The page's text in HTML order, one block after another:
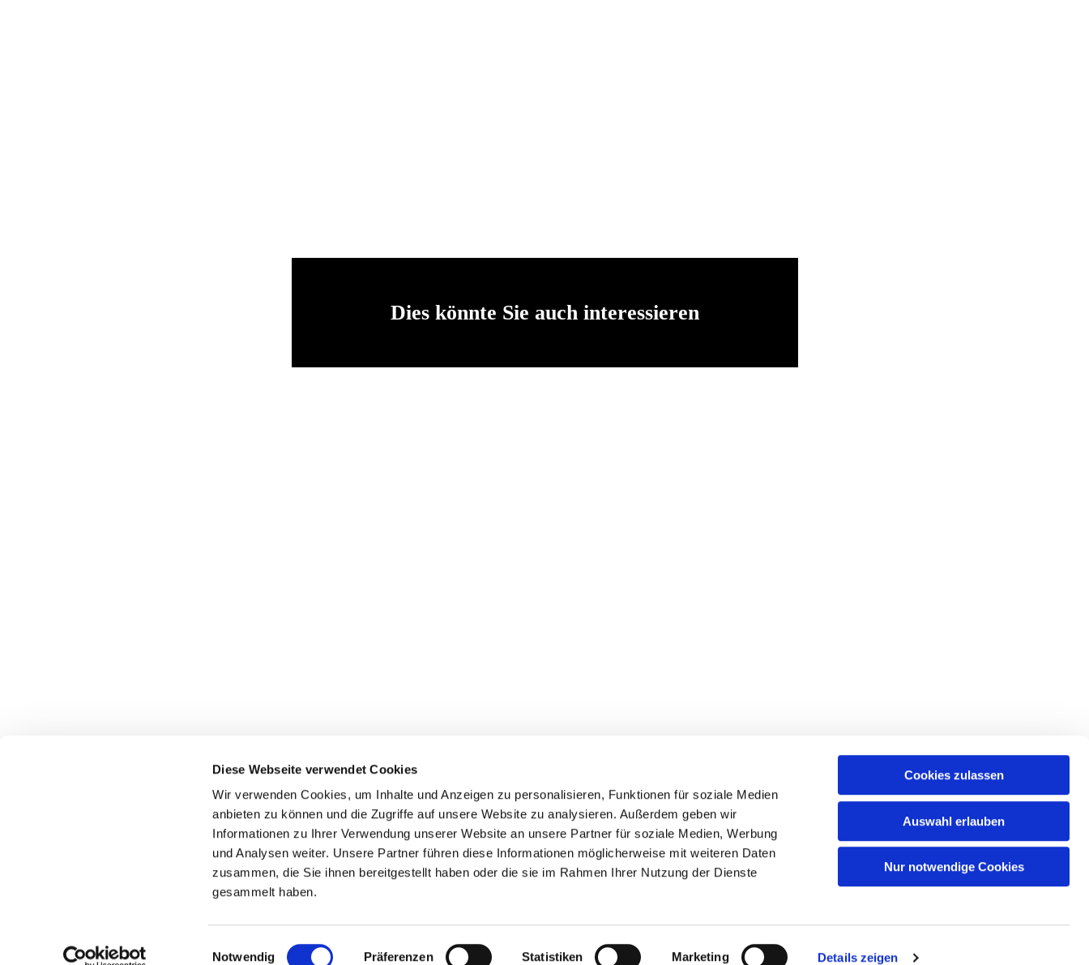
Diese Webseite verwendet Cookies
Wir verwenden Cookies, um Inhalte und Anzeigen zu personalisieren, Funktionen für soziale Medien
anbieten zu können und die Zugriffe auf unsere Website zu analysieren. Außerdem geben wir
Informationen zu Ihrer Verwendung unserer Website an unsere Partner für soziale Medien, Werbung
und Analysen weiter. Unsere Partner führen diese Informationen möglicherweise mit weiteren Daten
zusammen, die Sie ihnen bereitgestellt haben oder die sie im Rahmen Ihrer Nutzung der Dienste
gesammelt haben.
Notwendig Präferenzen Statistiken Marketing Details zeigen
Cookies zulassen
Auswahl erlauben
Nur notwendige Cookies
Dies könnte Sie auch interessieren
Priester-Notruf
Pfarrei St. Matthias Schöneberg • Goltzstr. 29 • 10781 Berlin
Hinweisgebersystem Barrierefreiheitserklärung